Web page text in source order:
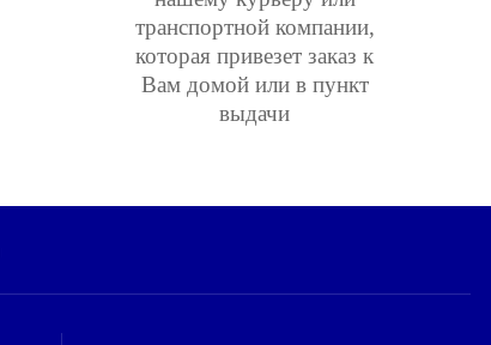
транспортной компании,
которая привезет заказ к
Вам домой или в пункт
выдачи